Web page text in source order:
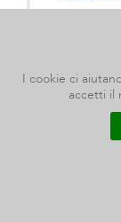
I cookie ci
accetti il